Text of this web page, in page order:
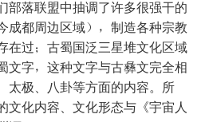
落联盟中抽调了许多很强干的
都周边区域），制造各种宗教
在过；古蜀国泛三星堆文化区域
文字，这种文字与古彝文完全相
太极、八卦等方面的内容。所
文化内容、文化形态与《宇宙人